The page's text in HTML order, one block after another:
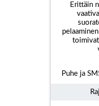
Erittäin
Puhe ja